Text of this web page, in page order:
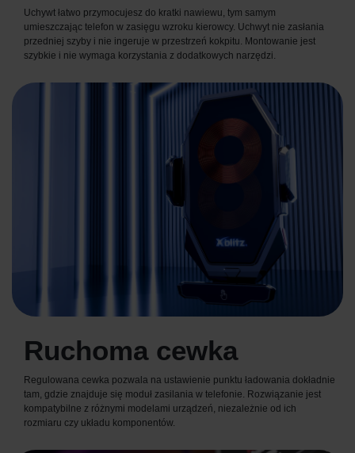
Uchywt łatwo przymocujesz do kratki nawiewu, tym samym
umieszczając telefon w zasięgu wzroku kierowcy. Uchwyt nie zasłania
przedniej szyby i nie ingeruje w przestrzeń kokpitu. Montowanie jest
szybkie i nie wymaga korzystania z dodatkowych narzędzi.
Ruchoma cewka
Regulowana cewka pozwala na ustawienie punktu ładowania dokładnie
tam, gdzie znajduje się moduł zasilania w telefonie. Rozwiązanie jest
kompatybilne z różnymi modelami urządzeń, niezależnie od ich
rozmiaru czy układu komponentów.